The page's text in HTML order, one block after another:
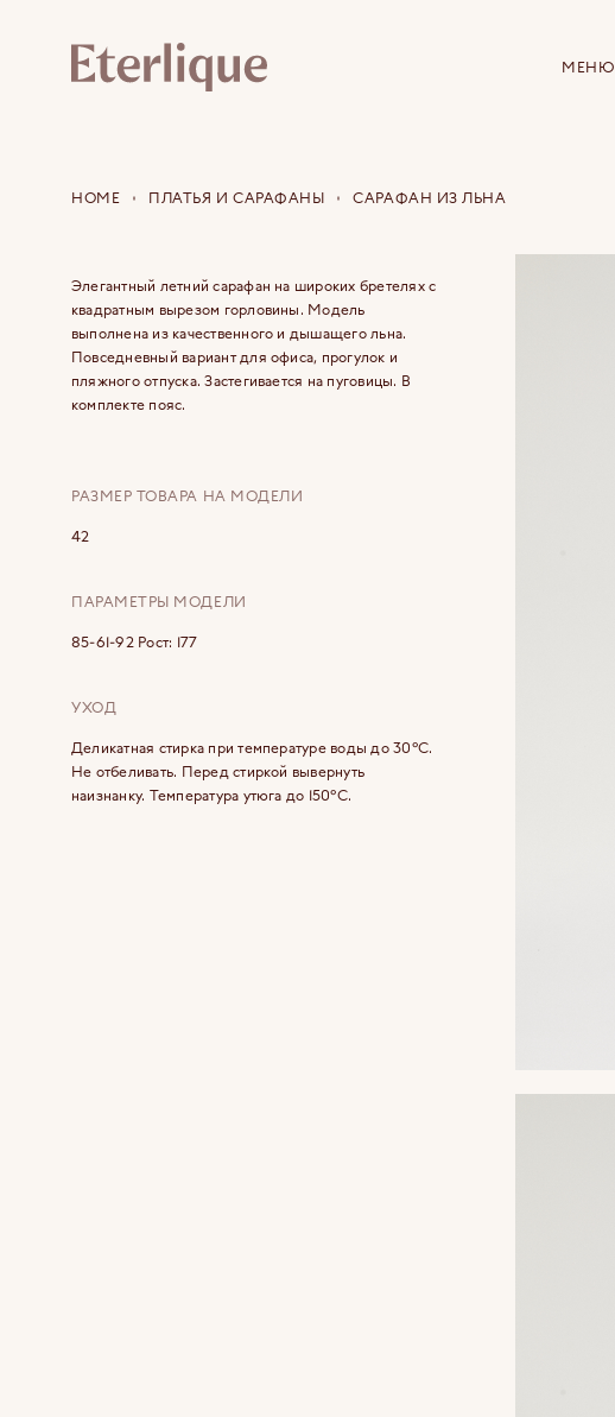
МЕНЮ
HOME ПЛАТЬЯ И САРАФАНЫ САРАФАН ИЗ ЛЬНА
Элегантный летний сарафан на широких бретелях с
квадратным вырезом горловины. Модель
выполнена из качественного и дышащего льна.
Повседневный вариант для офиса, прогулок и
пляжного отпуска. Застегивается на пуговицы. В
комплекте пояс.
РАЗМЕР ТОВАРА НА МОДЕЛИ
42
ПАРАМЕТРЫ МОДЕЛИ
85-61-92 Рост: 177
УХОД
Деликатная стирка при температуре воды до 30°C.
Не отбеливать. Перед стиркой вывернуть
наизнанку. Температура утюга до 150°C.